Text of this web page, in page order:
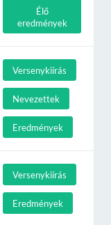
Élő
eredmények
Versenykiírás
Nevezettek
Eredmények
Versenykiírás
Eredmények